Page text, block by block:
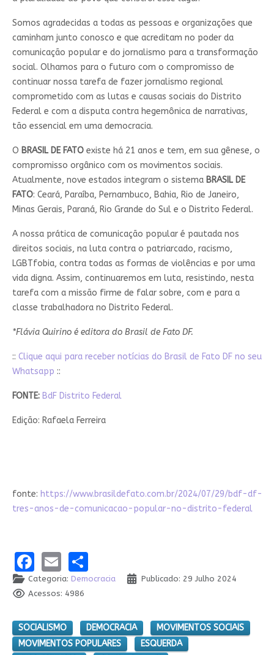
Somos agradecidas a todas as pessoas e organizações que
caminham junto conosco e que acreditam no poder da
comunicação popular e do jornalismo para a transformação
social. Olhamos para o futuro com o compromisso de
continuar nossa tarefa de fazer jornalismo regional
comprometido com as lutas e causas sociais do Distrito
Federal e com a disputa contra hegemônica de narrativas,
tão essencial em uma democracia.
O BRASIL DE FATOexiste há 21 anos e tem, em sua gênese, o
compromisso orgânico com os movimentos sociais.
Atualmente, nove estados integram o sistema BRASIL DE
FATO: Ceará, Paraíba, Pernambuco, Bahia, Rio de Janeiro,
Minas Gerais, Paraná, Rio Grande do Sul e o Distrito Federal.
A nossa prática de comunicação popular é pautada nos
direitos sociais, na luta contra o patriarcado, racismo,
LGBTfobia, contra todas as formas de violências e por uma
vida digna. Assim, continuaremos em luta, resistindo, nesta
tarefa com a missão firme de falar sobre, com e para a
classe trabalhadora no Distrito Federal.
*Flávia Quirino é editora do Brasil de Fato DF.
:: Clique aqui para receber notícias do Brasil de Fato DF no seu
Whatsapp ::
FONTE: BdF Distrito Federal
Edição: Rafaela Ferreira
fonte: https://www.brasildefato.com.br/2024/07/29/bdf-df-
tres-anos-de-comunicacao-popular-no-distrito-federal
Facebook
EmailShare
Categoria: Democracia
Publicado: 29 Julho 2024
Acessos: 4986
SOCIALISMO DEMOCRACIA
MOVIMENTOS SOCIAIS
MOVIMENTOS POPULARES
ESQUERDA